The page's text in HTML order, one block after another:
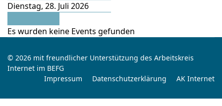
Dienstag, 28. Juli 2026
Es wurden keine Events gefunden
© 2026 mit freundlicher Unterstützung des Arbeitskreis
Internet im BEFG
Impressum
Datenschutzerklärung AK Internet